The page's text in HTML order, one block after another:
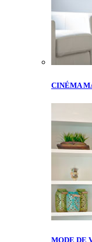
CINÉMA
MODE DE